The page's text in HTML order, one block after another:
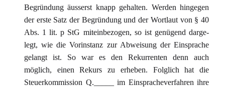
Begründung äusserst knapp gehalten. Werden hingegen
der erste Satz der Begründung und der Wortlaut von § 40
Abs. 1 lit. p StG miteinbezogen, so ist genügend darge-
legt, wie die Vorinstanz zur Abweisung der Einsprache
gelangt ist. So war es den Rekurrenten denn auch
möglich, einen Rekurs zu erheben. Folglich hat die
Steuerkommission Q._____ im Einspracheverfahren ihre